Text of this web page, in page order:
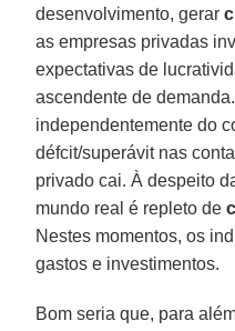
desenvolvimento, gerar
as empresas privadas
expectativas de
ascendente de
independentemente do
défcit/superávit nas
privado cai. À despeito
mundo real é repleto de
Nestes momentos, os
gastos e investimentos.
Bom seria que, para